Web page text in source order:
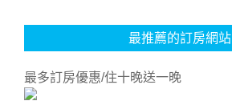
最推薦的訂房網站
最多訂房優惠/住十晚送一晚